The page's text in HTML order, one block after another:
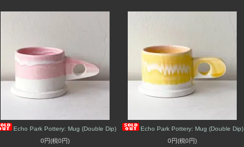
Echo Park Pottery: Mug (Double Dip)
0円(税0円)
Echo Park Pottery: Mug (Double Dip)
0円(税0円)